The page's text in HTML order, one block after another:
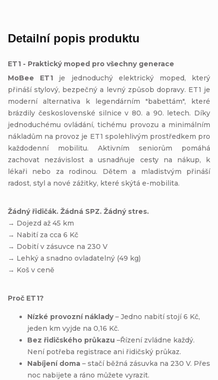
Detailní popis produktu
ET1 - Praktický moped pro všechny generace
MoBee ET1 je jednoduchý elektrický moped, který
přináší stylový, bezpečný a levný způsob dopravy. ET1 je
moderní alternativa k legendárním "babettám", které
brázdily československé silnice v 80. a 90. letech. Díky
jednoduchému ovládání, tichému provozu a minimálním
nákladům na provoz je ET1 spolehlivým prostředkem pro
každodenní mobilitu. Aktivním seniorům pomáhá
zachovat nezávislost a usnadňuje cesty na nákup, k
lékaři nebo za rodinou. Dětem a mladistvým přináší
radost, styl a nové zážitky, které skýtá e-mobilita.
Žádný řidičák. Žádná SPZ. Žádný stres.
→ Dojezd až 45 km
→ Nabití za cca 6 Kč
→ Dobití v zásuvce na 230 V
→ Lehký a snadno ovladatelný (49 kg)
→ Koš v ceně
Proč ET1?
Nízké provozní náklady– Jedno nabití stojí 6 Kč,
jeden km vyjde na 0,16 Kč.
Bez řidičského průkazu –Řízení zvládne každý.
Není potřeba registrace ani řidičský průkaz.
Nabíjení doma – stačí běžná zásuvka na 230 V. Přes
noc nabijete a ráno můžete vyrazit.